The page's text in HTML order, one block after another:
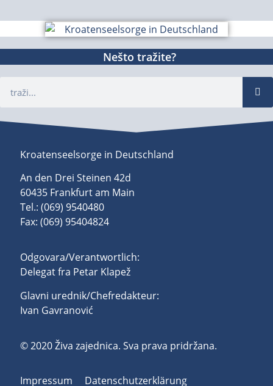
Nešto tražite?
Kroatenseelsorge in Deutschland
An den Drei Steinen 42d
60435 Frankfurt am Main
Tel.: (069) 9540480
Fax: (069) 95404824
Odgovara/Verantwortlich:
Delegat fra Petar Klapež
Glavni urednik/Chefredakteur:
Ivan Gavranović
© 2020 Živa zajednica. Sva prava pridržana.
Impressum
Datenschutzerklärung